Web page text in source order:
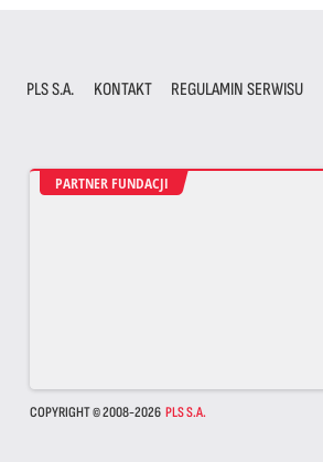
PLS S.A. KONTAKT REGULAMIN SERWISU
PARTNER FUNDACJI
COPYRIGHT © 2008-2026 PLS S.A.